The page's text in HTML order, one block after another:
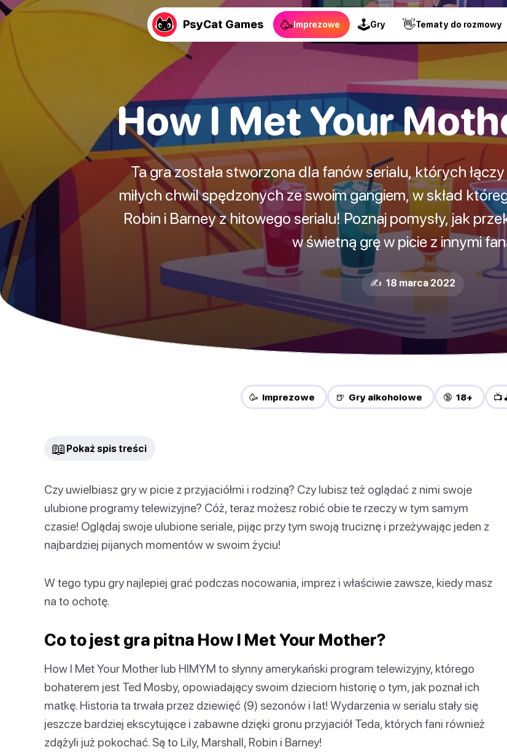
PsyCat Games 🥳Imprezowe 🕹Gry 👋Tematy do rozmowy
How I Met Your
Ta gra została stworzona dla fanów serialu, których
miłych chwil spędzonych ze swoim gangiem, w skład
Robin i Barney z hitowego serialu! Poznaj pomysły, jak
w świetną grę w picie z innymi
✍️ 18 marca 2022
🥳 Imprezowe 🍺 Gry alkoholowe 🔞 18+
📖 Pokaż spis treści
Czy uwielbiasz gry w picie z przyjaciółmi i rodziną? Czy lubisz też oglądać z nimi swoje
ulubione programy telewizyjne? Cóż, teraz możesz robić obie te rzeczy w tym samym
czasie! Oglądaj swoje ulubione seriale, pijąc przy tym swoją truciznę i przeżywając jeden z
najbardziej pijanych momentów w swoim życiu!
W tego typu gry najlepiej grać podczas nocowania, imprez i właściwie zawsze, kiedy masz
na to ochotę.
Co to jest gra pitna How I Met Your Mother?
How I Met Your Mother lub HIMYM to słynny amerykański program telewizyjny, którego
bohaterem jest Ted Mosby, opowiadający swoim dzieciom historię o tym, jak poznał ich
matkę. Historia ta trwała przez dziewięć (9) sezonów i lat! Wydarzenia w serialu stały się
jeszcze bardziej ekscytujące i zabawne dzięki gronu przyjaciół Teda, których fani również
zdążyli już pokochać. Są to Lily, Marshall, Robin i Barney!